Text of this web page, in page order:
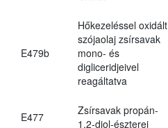
E479b
Hőkezeléssel oxidált
szójaolaj zsírsavak
mono- és
digliceridjeivel
reagáltatva
E477
Zsírsavak propán-
1,2-diol-észterei